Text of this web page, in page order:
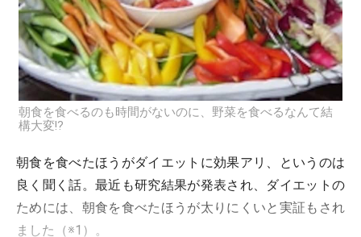
朝食を食べるのも時間がないのに、野菜を食べるなんて結
構大変!?
朝食を食べたほうがダイエットに効果アリ、というのは
良く聞く話。最近も研究結果が発表され、ダイエットの
ためには、朝食を食べたほうが太りにくいと実証もされ
ました（※1）。